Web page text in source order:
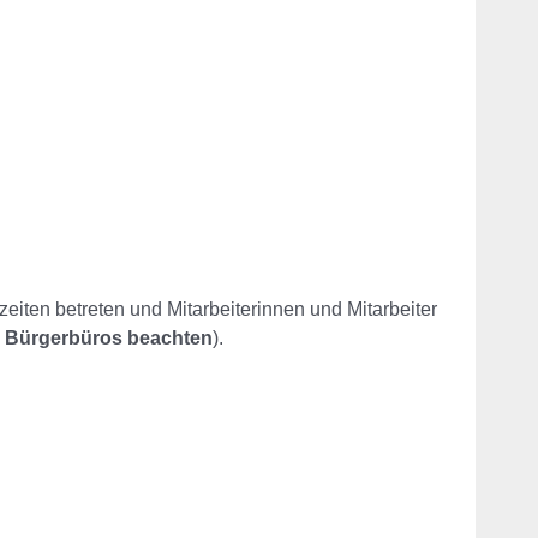
betreten und Mitarbeiterinnen und Mitarbeiter
beachten).